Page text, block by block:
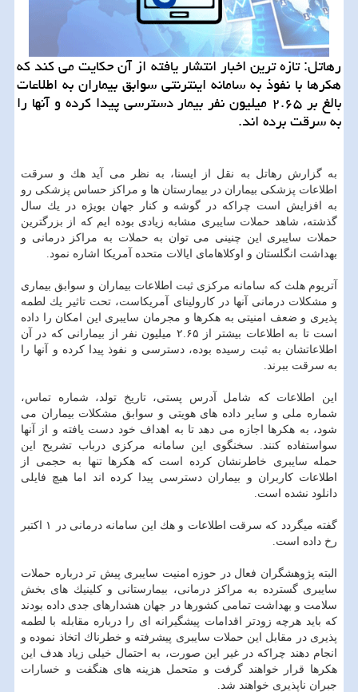
رهاتل: تازه ترین اخبار انتشار یافته از آن حكایت می كند كه
هكرها با نفوذ به سامانه اینترنتی سوابق بیماران به اطلاعات
بالغ بر ۲.۶۵ میلیون نفر بیمار دسترسی پیدا كرده و آنها را
به سرقت برده اند.
به گزارش رهاتل به نقل از ایسنا، به نظر می آید هك و سرقت
اطلاعات پزشكی بیماران در بیمارستان ها و مراكز حساس پزشكی رو
به افزایش است چراكه در گوشه و كنار جهان بویژه در یك سال
گذشته، شاهد حملات سایبری مشابه زیادی بوده ایم كه از بزرگترین
حملات سایبری این چنینی می توان به حملات به مراكز درمانی و
بهداشت انگلستان و اوكلاهامای ایالات متحده آمریكا اشاره نمود.
آتریوم هلث كه سامانه مركزی ثبت اطلاعات بیماران و سوابق بیماری
و مشكلات درمانی آنها در كارولینای آمریكاست، تحت تاثیر یك لطمه
پذیری و ضعف امنیتی به هكرها و مجرمان سایبری این امكان را داده
است تا به اطلاعات بیشتر از ۲.۶۵ میلیون نفر از بیمارانی كه در آن
اطلاعاتشان به ثبت رسیده بوده، دسترسی و نفوذ پیدا كرده و آنها را
به سرقت ببرند.
این اطلاعات كه شامل آدرس پستی، تاریخ تولد، شماره تماس،
شماره ملی و سایر داده های هویتی و سوابق مشكلات بیماران می
شود، به هكرها اجازه می دهد تا به اهداف خود دست یافته و از آنها
سواستفاده كنند. سخنگوی این سامانه مركزی درباب تشریح این
حمله سایبری خاطرنشان كرده است كه هكرها تنها به حجمی از
اطلاعات كاربران و بیماران دسترسی پیدا كرده اند اما هیچ فایلی
دانلود نشده است.
گفته میگردد كه سرقت اطلاعات و هك این سامانه درمانی در ۱ اكتبر
رخ داده است.
البته پژوهشگران فعال در حوزه امنیت سایبری پیش تر درباره حملات
سایبری گسترده به مراكز درمانی، بیمارستانی و كلینیك های بخش
سلامت و بهداشت تمامی كشورها در جهان هشدارهای جدی داده بودند
كه باید هرچه زودتر اقدامات پیشگیرانه ای را درباره مقابله با لطمه
پذیری در مقابل این حملات سایبری پیشرفته و خطرناك اتخاذ نموده و
انجام دهند چراكه در غیر این صورت، به احتمال خیلی زیاد هدف این
هكرها قرار خواهند گرفت و متحمل هزینه های هنگفت و خسارات
جبران ناپذیری خواهند شد.